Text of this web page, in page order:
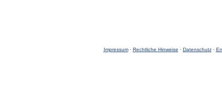
Impressum· Rechtliche Hinweise · Datenschutz·